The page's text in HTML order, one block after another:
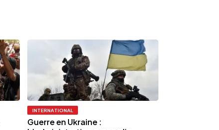
INTERNATIONAL
Guerre en Ukraine :